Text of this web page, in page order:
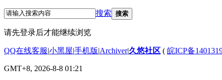
搜索 搜索
请先登录后才能继续浏览
QQ在线客服|小黑屋|手机版|Archiver|久悠社区 ( 皖ICP备
GMT+8, 2026-8-8 01:21